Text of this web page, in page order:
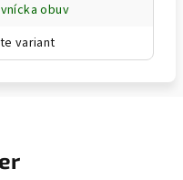
obuv
variant